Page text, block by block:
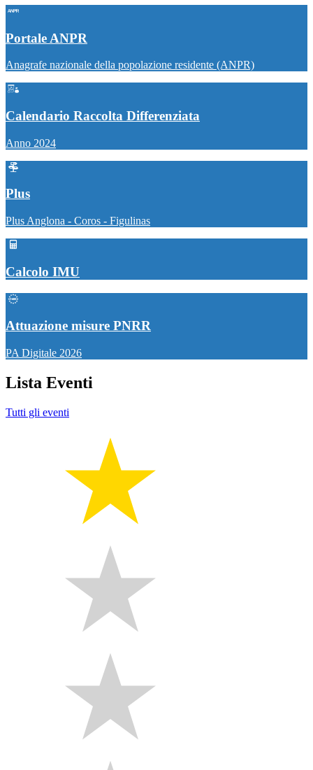
Portale ANPR
Anagrafe nazionale della popolazione residente (ANPR)
Calendario Raccolta Differenziata
Anno 2024
Plus
Plus Anglona - Coros - Figulinas
Calcolo IMU
Attuazione misure PNRR
PA Digitale 2026
Lista Eventi
Tutti gli eventi